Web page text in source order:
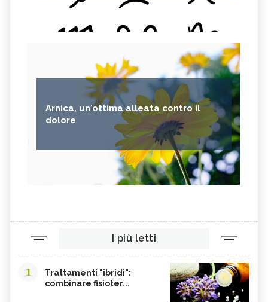
Arnica, un'ottima alleata contro il
dolore
I più letti
1
Trattamenti "ibridi":
combinare fisioter...